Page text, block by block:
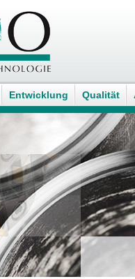
Entwicklung Qualität